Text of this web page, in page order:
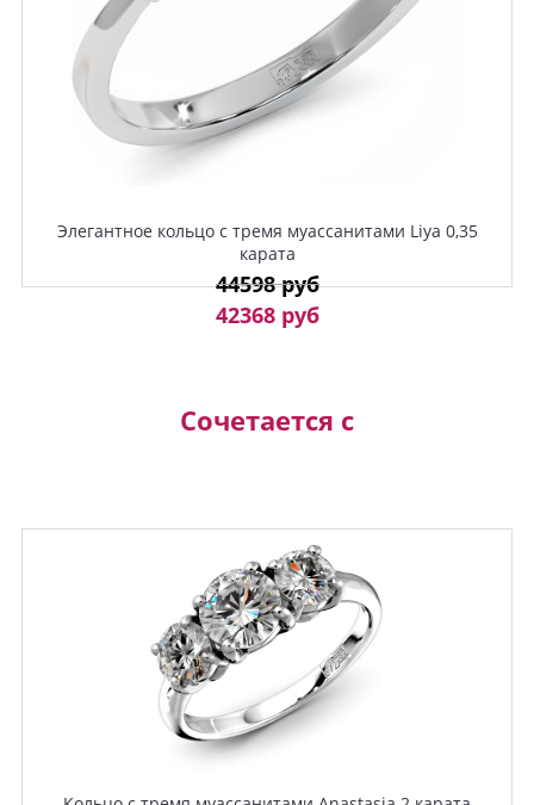
Элегантное кольцо с тремя муассанитами Liya 0,35
карата
44598 руб
42368 руб
Сочетается с